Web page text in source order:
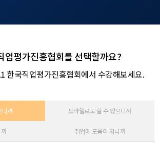
업평가진흥협회를 선택할까요?
한국직업평가진흥협회에서 수강해보세요.
니까 모바일로도 할 수 있으니까
취업에 도움이 되니까